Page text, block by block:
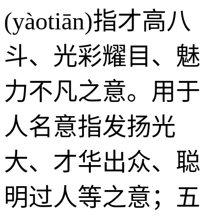
(yàotiān)指才高八
斗、光彩耀目、魅
力不凡之意。用于
人名意指发扬光
大、才华出众、聪
明过人等之意；五